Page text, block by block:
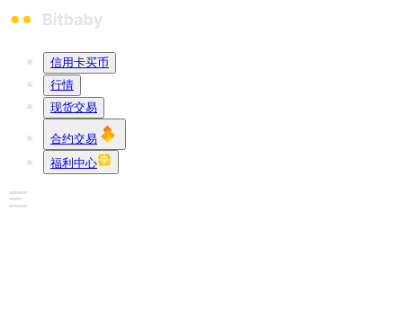
信用卡买币
行情
现货交易
合约交易
福利中心